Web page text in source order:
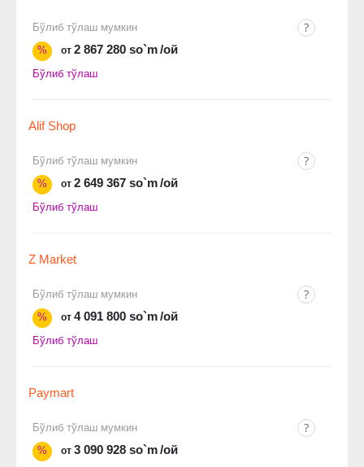
Бўлиб тўлаш мумкин
%
от 2 867 280 so`m/ой
Бўлиб тўлаш
Alif Shop
Бўлиб тўлаш мумкин
%
от 2 649 367 so`m/ой
Бўлиб тўлаш
Z Market
Бўлиб тўлаш мумкин
%
от 4 091 800 so`m/ой
Бўлиб тўлаш
Paymart
Бўлиб тўлаш мумкин
%
от 3 090 928 so`m/ой